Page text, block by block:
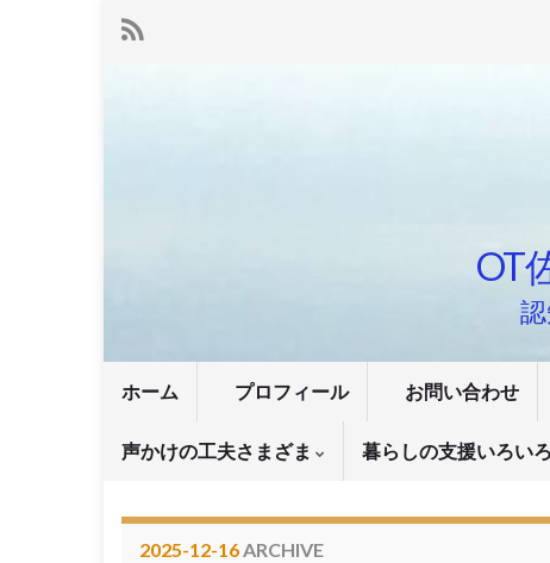
OT
ホーム プロフィール お問い合わせ
声かけの工夫さまざま 暮らしの支援いろいろ
2025-12-16ARCHIVE